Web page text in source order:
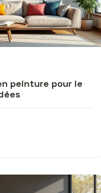
peinture pour le